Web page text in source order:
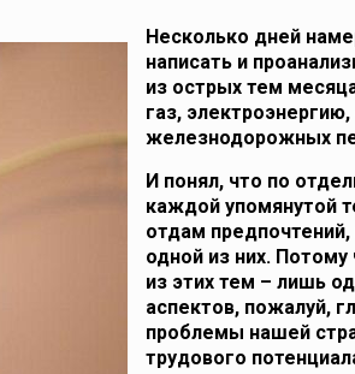
Несколько дней
написать и
из острых тем
газ,
железнодорожных
И понял, что по
каждой упомянутой
отдам
одной из них.
из этих тем – лишь
аспектов, пожалуй,
проблемы нашей
трудового